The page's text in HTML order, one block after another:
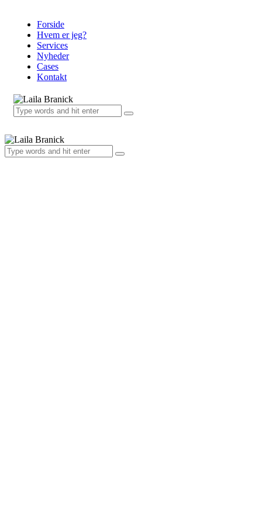
Forside
Hvem er jeg?
Services
Nyheder
Cases
Kontakt